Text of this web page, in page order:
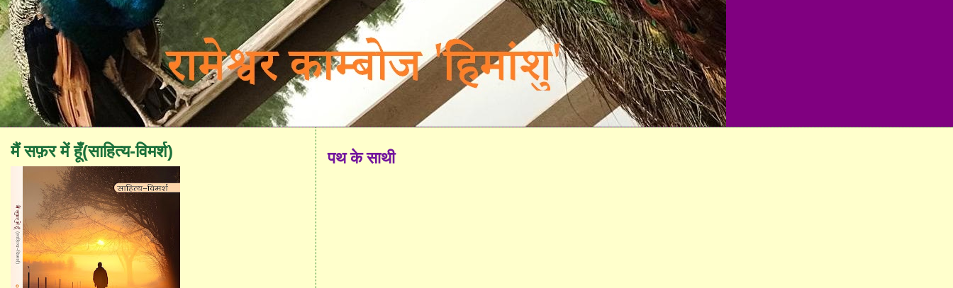
पथ के साथी
मैं सफ़र में हूँ(साहित्य-विमर्श)